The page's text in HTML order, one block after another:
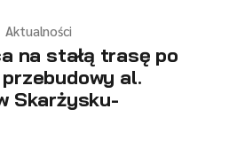
Aktualności
na stałą trasę po
al.
Skarżysku-